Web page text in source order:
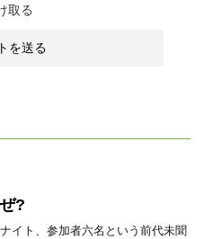
取る
?
イト、参加者六名という前代未聞